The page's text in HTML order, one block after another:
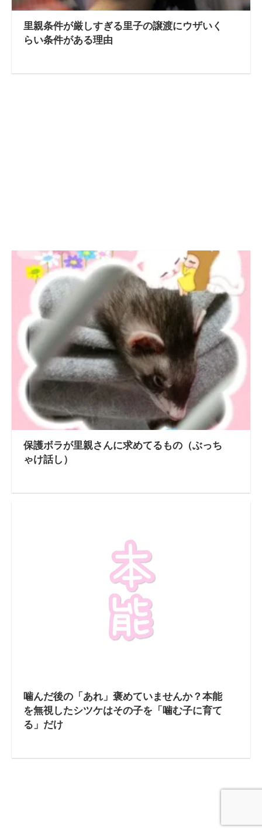
里親条件が厳しすぎる里子の譲渡にウザいく
らい条件がある理由
保護ボラが里親さんに求めてるもの（ぶっち
ゃけ話し）
噛んだ後の「あれ」褒めていませんか？本能
を無視したシツケはその子を「噛む子に育て
る」だけ